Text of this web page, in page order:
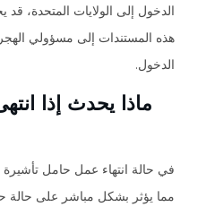
هذه المستندات إلى مسؤولي
الدخول.
ماذا يحدث إذا